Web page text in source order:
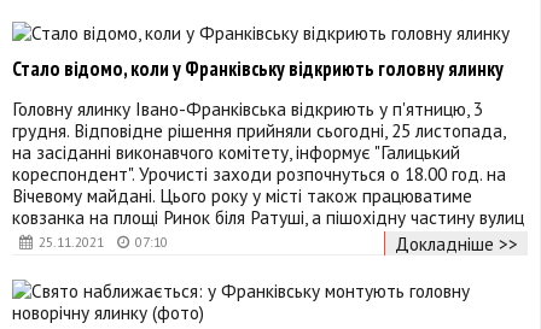
25.11.2021 07:10
Стало відомо, коли у Франківську відкриють головну ялинку
Головну ялинку Івано-Франківська відкриють у п'ятницю, 3
грудня. Відповідне рішення прийняли сьогодні, 25 листопада,
на засіданні виконавчого комітету, інформує "Галицький
кореспондент". Урочисті заходи розпочнуться о 18.00 год. на
Вічевому майдані. Цього року у місті також працюватиме
ковзанка на площі Ринок біля Ратуші, а пішохідну частину вулиц
Докладніше >>